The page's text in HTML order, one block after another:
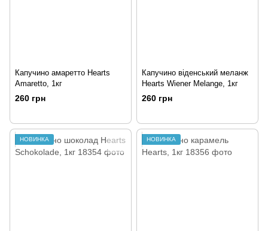
Капучино амаретто Hearts
Amarettо, 1кг
260 грн
Капучино віденський меланж
Hearts Wiener Melange, 1кг
260 грн
НОВИНКА НОВИНКА